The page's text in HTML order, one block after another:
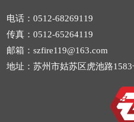
电话：0512-68269119
传真：0512-65264119
邮箱：szfire119@163.com
地址：苏州市姑苏区虎池路1583